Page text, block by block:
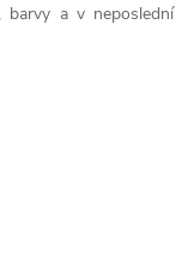
barvy a v neposlední